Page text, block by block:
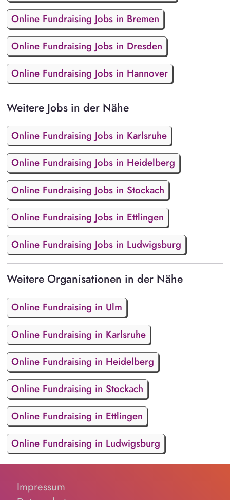
Online Fundraising Jobs in Bremen
Online Fundraising Jobs in Dresden
Online Fundraising Jobs in Hannover
Weitere Jobs in der Nähe
Online Fundraising Jobs in Karlsruhe
Online Fundraising Jobs in Heidelberg
Online Fundraising Jobs in Stockach
Online Fundraising Jobs in Ettlingen
Online Fundraising Jobs in Ludwigsburg
Weitere Organisationen in der Nähe
Online Fundraising in Ulm
Online Fundraising in Karlsruhe
Online Fundraising in Heidelberg
Online Fundraising in Stockach
Online Fundraising in Ettlingen
Online Fundraising in Ludwigsburg
Impressum